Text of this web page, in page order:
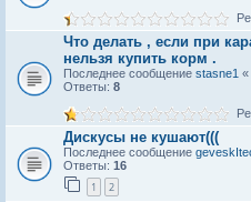
Что делать , если при
нельзя купить корм .
Последнее сообщение stasne1 «
Ответы: 8
Дискусы не кушают(((
Последнее сообщение
Ответы: 16
1 2